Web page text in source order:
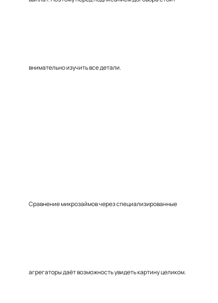
внимательно изучить все детали.
Сравнение микрозаймов через специализированные
агрегаторы даёт возможность увидеть картину целиком.